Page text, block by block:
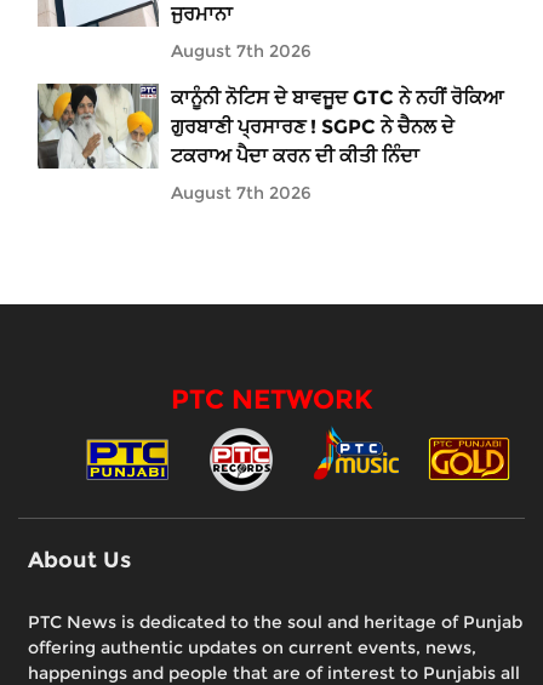
ਜੁਰਮਾਨਾ
August 7th 2026
ਕਾਨੂੰਨੀ ਨੋਟਿਸ ਦੇ ਬਾਵਜੂਦ GTC ਨੇ ਨਹੀਂ ਰੋਕਿਆ
ਗੁਰਬਾਣੀ ਪ੍ਰਸਾਰਣ ! SGPC ਨੇ ਚੈਨਲ ਦੇ
ਟਕਰਾਅ ਪੈਦਾ ਕਰਨ ਦੀ ਕੀਤੀ ਨਿੰਦਾ
August 7th 2026
PTC NETWORK
About Us
PTC News is dedicated to the soul and heritage of Punjab
offering authentic updates on current events, news,
happenings and people that are of interest to Punjabis all